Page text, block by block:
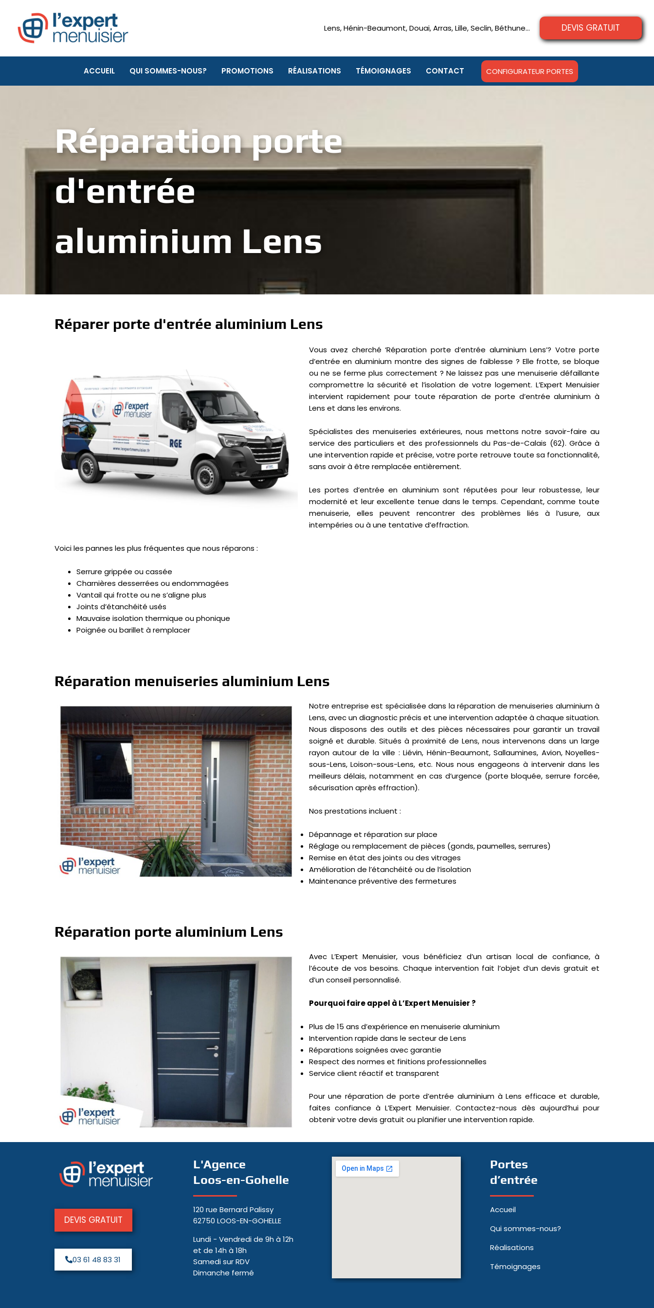
contenu
Lens,Hénin-Beaumont,Douai,Arras,Lille,Seclin,Béthune... DEVIS GRATUIT
ACCUEIL QUI SOMMES-NOUS? PROMOTIONS RÉALISATIONS TÉMOIGNAGES CONTACT CONFIGURATEUR PORTES
Réparation porte
d'entrée
aluminium Lens
Réparer porte d'entrée aluminium Lens
Vous avez cherché ‘Réparation porte d’entrée aluminium Lens’? Votre porte
d’entrée en aluminium montre des signes de faiblesse ? Elle frotte, se bloque
ou ne se ferme plus correctement ? Ne laissez pas une menuiserie défaillante
compromettre la sécurité et l’isolation de votre logement. L’Expert Menuisier
intervient rapidement pour toute réparation de porte d’entrée aluminium à
Lens et dans les environs.
Spécialistes des menuiseries extérieures, nous mettons notre savoir-faire au
service des particuliers et des professionnels du Pas-de-Calais (62). Grâce à
une intervention rapide et précise, votre porte retrouve toute sa fonctionnalité,
sans avoir à être remplacée entièrement.
Les portes d’entrée en aluminium sont réputées pour leur robustesse, leur
modernité et leur excellente tenue dans le temps. Cependant, comme toute
menuiserie, elles peuvent rencontrer des problèmes liés à l’usure, aux
intempéries ou à une tentative d’effraction.
Voici les pannes les plus fréquentes que nous réparons :
Serrure grippée ou cassée
Charnières desserrées ou endommagées
Vantail qui frotte ou ne s’aligne plus
Joints d’étanchéité usés
Mauvaise isolation thermique ou phonique
Poignée ou barillet à remplacer
Réparation menuiseries aluminium Lens
Notre entreprise est spécialisée dans la réparation de menuiseries aluminium à
Lens, avec un diagnostic précis et une intervention adaptée à chaque situation.
Nous disposons des outils et des pièces nécessaires pour garantir un travail
soigné et durable. Situés à proximité de Lens, nous intervenons dans un large
rayon autour de la ville : Liévin, Hénin-Beaumont, Sallaumines, Avion, Noyelles-
sous-Lens, Loison-sous-Lens, etc. Nous nous engageons à intervenir dans les
meilleurs délais, notamment en cas d’urgence (porte bloquée, serrure forcée,
sécurisation après effraction).
Nos prestations incluent :
Dépannage et réparation sur place
Réglage ou remplacement de pièces (gonds, paumelles, serrures)
Remise en état des joints ou des vitrages
Amélioration de l’étanchéité ou de l’isolation
Maintenance préventive des fermetures
Réparation porte aluminium Lens
Avec L’Expert Menuisier, vous bénéficiez d’un artisan local de confiance, à
l’écoute de vos besoins. Chaque intervention fait l’objet d’un devis gratuit et
d’un conseil personnalisé.
Pourquoi faire appel à L’Expert Menuisier ?
Plus de 15 ans d’expérience en menuiserie aluminium
Intervention rapide dans le secteur de Lens
Réparations soignées avec garantie
Respect des normes et finitions professionnelles
Service client réactif et transparent
Pour une réparation de porte d’entrée aluminium à Lens efficace et durable,
faites confiance à L’Expert Menuisier. Contactez-nous dès aujourd’hui pour
obtenir votre devis gratuit ou planifier une intervention rapide.
DEVIS GRATUIT
03 61 48 83 31
L'Agence
Loos-en-Gohelle
120 rue Bernard Palissy
62750 LOOS-EN-GOHELLE
Lundi - Vendredi de 9h à 12h
et de 14h à 18h
Samedi sur RDV
Dimanche fermé
Portes
d’entrée
Accueil
Qui sommes-nous?
Réalisations
Témoignages